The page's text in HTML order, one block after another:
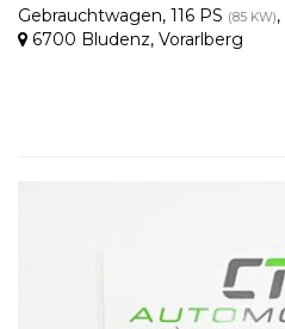
Gebrauchtwagen, 116 PS (85 KW),
6700 Bludenz, Vorarlberg